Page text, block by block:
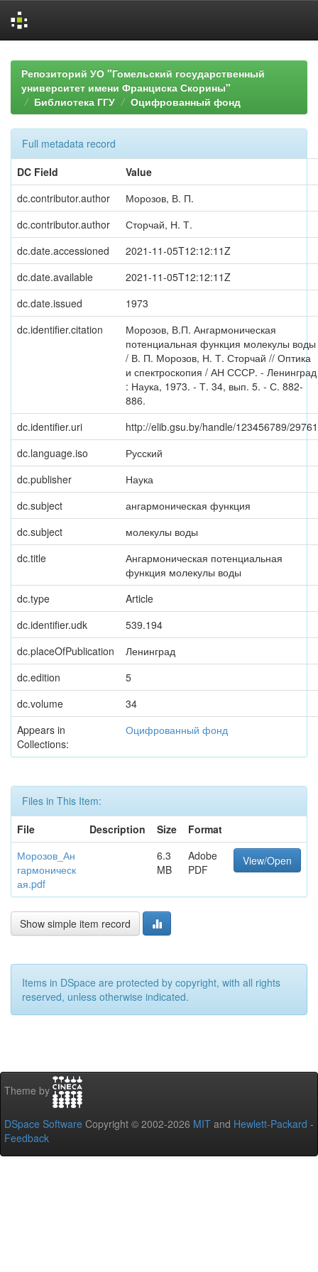
navigationРепозиторий УО "Гомельский государственный
университет имени Франциска Скорины"
Библиотека ГГУ
Оцифрованный фонд
Full metadata record
DC Field
Value
dc.contributor.author
Морозов, В. П.
dc.contributor.author
Сторчай, Н. Т.
dc.date.accessioned
2021-11-05T12:12:11Z
dc.date.available
2021-11-05T12:12:11Z
dc.date.issued
1973
dc.identifier.citation
Морозов, В.П. Ангармоническая
потенциальная функция молекулы воды
/ В. П. Морозов, Н. Т. Сторчай // Оптика
и спектроскопия / АН СССР. - Ленинград
: Наука, 1973. - Т. 34, вып. 5. - С. 882-
886.
dc.identifier.uri
http://elib.gsu.by/handle/123456789/29761
dc.language.iso
Русский
dc.publisher
Наука
dc.subject
ангармоническая функция
dc.subject
молекулы воды
dc.title
Ангармоническая потенциальная
функция молекулы воды
dc.type
Article
dc.identifier.udk
539.194
dc.placeOfPublication
Ленинград
dc.edition
5
dc.volume
34
Appears in
Collections:
Оцифрованный фонд
Files in This Item:
File
Description Size
Format
Морозов_Ан
гармоническ
ая.pdf
6.3
MB
Adobe
PDF
View/Open
Show simple item record
Items in DSpace are protected by copyright, with all rights
reserved, unless otherwise indicated.
Theme by
DSpace Software Copyright © 2002-2026 MIT and Hewlett-Packard -
Feedback